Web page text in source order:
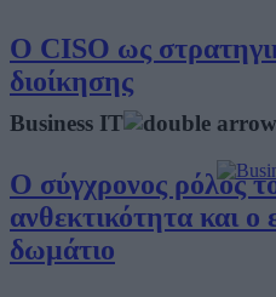
Ο CISO ως
διοίκησης
Ο σύγχρονος ρόλος
ανθεκτικότητα και ο
δωμάτιο
Business IT